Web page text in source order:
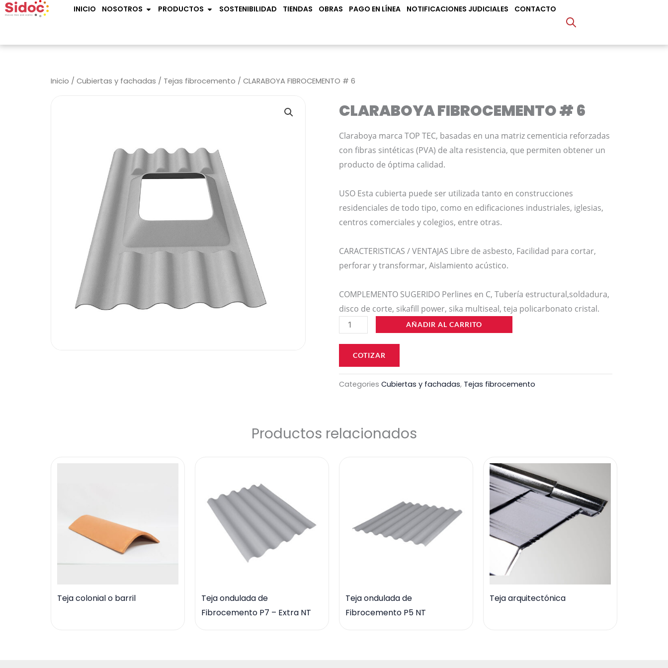
INICIO NOSOTROS OPEN NOSOTROS
PRODUCTOS OPEN PRODUCTOS
SOSTENIBILIDAD TIENDAS OBRAS PAGO EN LÍNEA NOTIFICACIONES JUDICIALES CONTACTO
Inicio / Cubiertas y fachadas / Tejas fibrocemento / CLARABOYA FIBROCEMENTO # 6
CLARABOYA FIBROCEMENTO # 6
Claraboya marca TOP TEC, basadas en una matriz cementicia reforzadas
con fibras sintéticas (PVA) de alta resistencia, que permiten obtener un
producto de óptima calidad.
USO Esta cubierta puede ser utilizada tanto en construcciones
residenciales de todo tipo, como en edificaciones industriales, iglesias,
centros comerciales y colegios, entre otras.
CARACTERISTICAS / VENTAJAS Libre de asbesto, Facilidad para cortar,
perforar y transformar, Aislamiento acústico.
COMPLEMENTO SUGERIDO Perlines en C, Tubería estructural,soldadura,
disco de corte, sikafill power, sika multiseal, teja policarbonato cristal.
CLARABOYA
FIBROCEMENTO
6
cantidad
AÑADIR AL CARRITO
COTIZAR
Categories Cubiertas y fachadas, Tejas fibrocemento
Productos relacionados
Teja colonial o barril
Teja ondulada de
Fibrocemento P7 – Extra NT
Teja ondulada de
Fibrocemento P5 NT
Teja arquitectónica